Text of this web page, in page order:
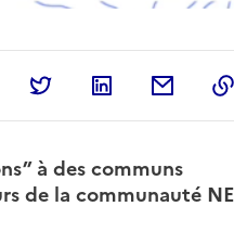
Partager sur Facebook
Partager sur Twitter
Partager
à des communs
de la communauté